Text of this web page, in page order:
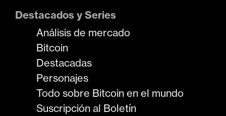
Destacados y Series
Análisis de mercado
Bitcoin
Destacadas
Personajes
Todo sobre Bitcoin en el mundo
Suscripción al Boletín